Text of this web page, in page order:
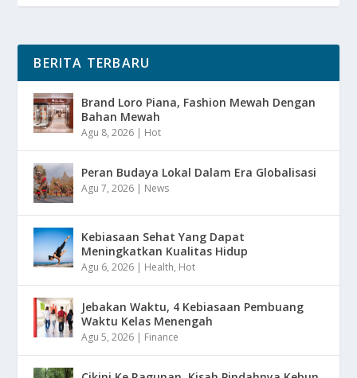
BERITA TERBARU
Brand Loro Piana, Fashion Mewah Dengan
Bahan Mewah
Agu 8, 2026 | Hot
Peran Budaya Lokal Dalam Era Globalisasi
Agu 7, 2026 | News
Kebiasaan Sehat Yang Dapat
Meningkatkan Kualitas Hidup
Agu 6, 2026 | Health, Hot
Jebakan Waktu, 4 Kebiasaan Pembuang
Waktu Kelas Menengah
Agu 5, 2026 | Finance